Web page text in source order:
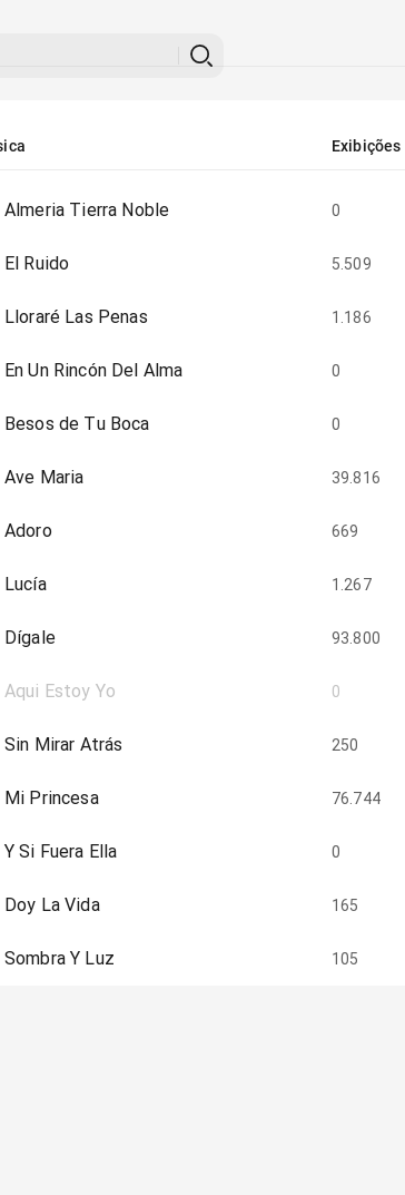
Exibições
Almeria Tierra Noble 0
El Ruido 5.509
Lloraré Las Penas 1.186
En Un Rincón Del Alma 0
Besos de Tu Boca 0
Ave Maria 39.816
Adoro 669
Lucía 1.267
Dígale 93.800
Aqui Estoy Yo 0
Sin Mirar Atrás 250
Mi Princesa 76.744
Y Si Fuera Ella 0
Doy La Vida 165
Sombra Y Luz 105